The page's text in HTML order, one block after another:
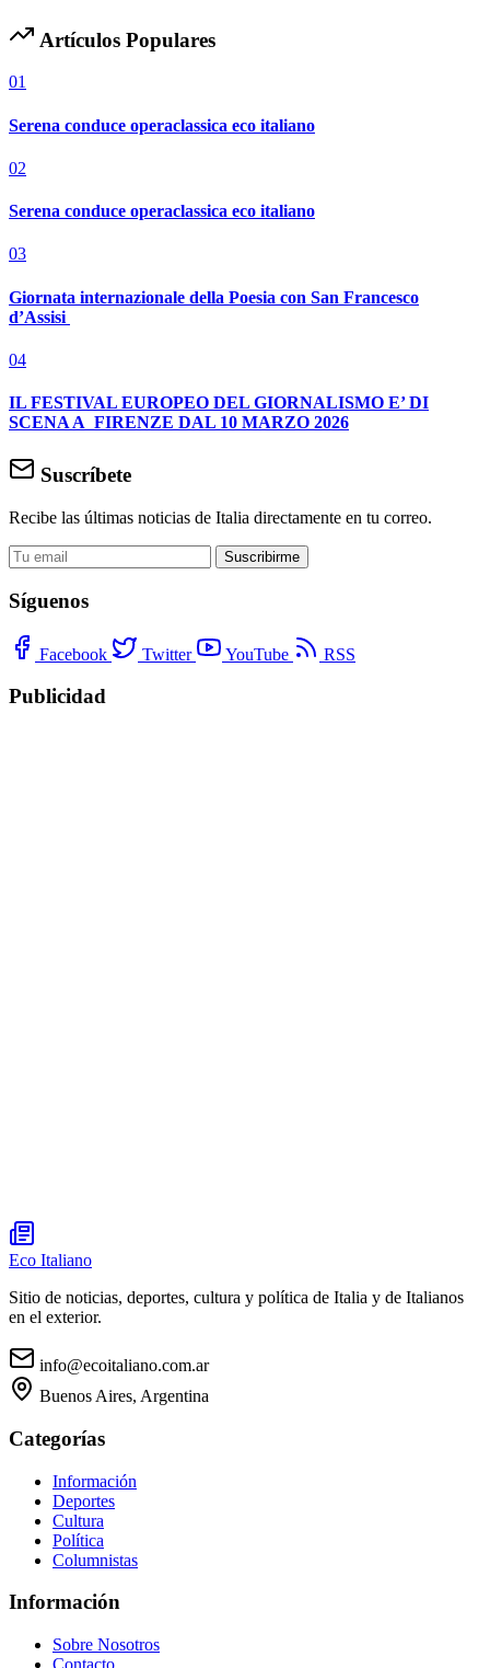
Artículos Populares
01
Serena conduce operaclassica eco italiano
02
Serena conduce operaclassica eco italiano
03
Giornata internazionale della Poesia con San Francesco
d’Assisi
04
IL FESTIVAL EUROPEO DEL GIORNALISMO E’ DI
SCENA A FIRENZE DAL 10 MARZO 2026
Suscríbete
Recibe las últimas noticias de Italia directamente en tu correo.
Suscribirme
Síguenos
Facebook Twitter YouTube RSS
Publicidad
Eco Italiano
Sitio de noticias, deportes, cultura y política de Italia y de Italianos
en el exterior.
info@ecoitaliano.com.ar
Buenos Aires, Argentina
Categorías
Información
Deportes
Cultura
Política
Columnistas
Información
Sobre Nosotros
Contacto